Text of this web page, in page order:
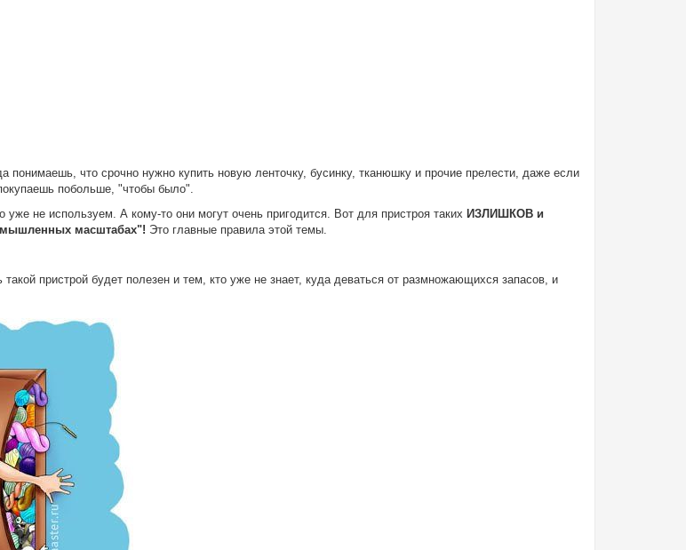
понимаешь, что срочно нужно купить новую ленточку, бусинку, тканюшку и прочие прелести, даже если
побольше, "чтобы было".
не используем. А кому-то они могут очень пригодится. Вот для пристроя таких ИЗЛИШКОВ и
масштабах"! Это главные правила этой темы.
пристрой будет полезен и тем, кто уже не знает, куда деваться от размножающихся запасов, и